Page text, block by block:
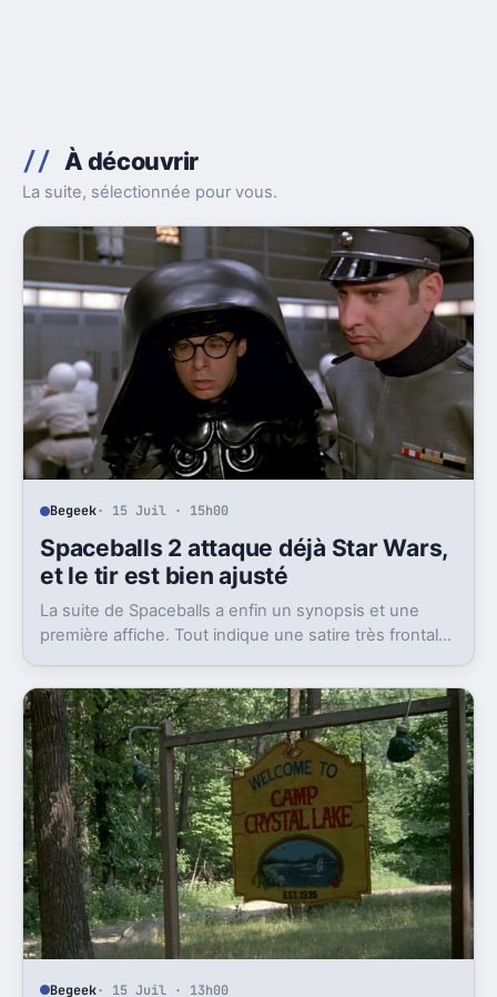
À découvrir
La suite, sélectionnée pour vous.
Begeek· 15 Juil · 15h00
Spaceballs 2 attaque déjà Star Wars,
et le tir est bien ajusté
La suite de Spaceballs a enfin un synopsis et une
première affiche. Tout indique une satire très frontale
Begeek· 15 Juil · 13h00